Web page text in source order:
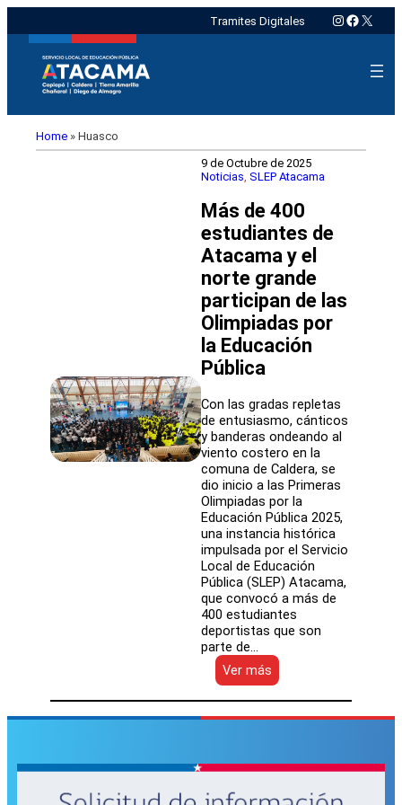
Tramites Digitales Instagram
X
Home » Huasco
9 de Octubre de 2025
Noticias, SLEP Atacama
Más de 400
estudiantes de
Atacama y el
norte grande
participan de las
Olimpiadas por
la Educación
Pública
Con las gradas repletas
de entusiasmo, cánticos
y banderas ondeando al
viento costero en la
comuna de Caldera, se
dio inicio a las Primeras
Olimpiadas por la
Educación Pública 2025,
una instancia histórica
impulsada por el Servicio
Local de Educación
Pública (SLEP) Atacama,
que convocó a más de
400 estudiantes
deportistas que son
parte de…
Ver más
Más
de
400
Atacama
el